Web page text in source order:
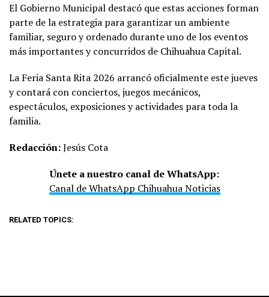
El Gobierno Municipal destacó que estas acciones forman
parte de la estrategia para garantizar un ambiente
familiar, seguro y ordenado durante uno de los eventos
más importantes y concurridos de Chihuahua Capital.
La Feria Santa Rita 2026 arrancó oficialmente este jueves
y contará con conciertos, juegos mecánicos,
espectáculos, exposiciones y actividades para toda la
familia.
Redacción:Jesús Cota
Únete a nuestro canal de WhatsApp:
Canal de WhatsApp Chihuahua Noticias
RELATED TOPICS: